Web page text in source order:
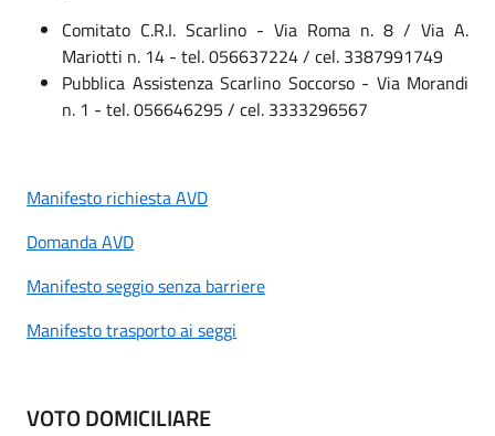
Comitato C.R.I. Scarlino - Via Roma n. 8 / Via A.
Mariotti n. 14 - tel. 056637224 / cel. 3387991749
Pubblica Assistenza Scarlino Soccorso - Via Morandi
n. 1 - tel. 056646295 / cel. 3333296567
Manifesto richiesta AVD
Domanda AVD
Manifesto seggio senza barriere
Manifesto trasporto ai seggi
VOTO DOMICILIARE